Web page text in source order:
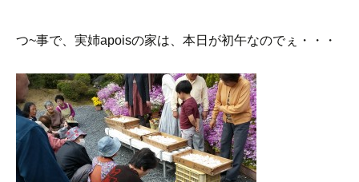
つ~事で、実姉apoisの家は、本日が初午なのでぇ・・・